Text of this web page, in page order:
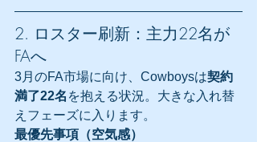
2. ロスター刷新：主力22名が
FAへ
3月のFA市場に向け、Cowboysは契約
満了22名 を抱える状況。大きな入れ替
えフェーズに入ります。
最優先事項（空気感）